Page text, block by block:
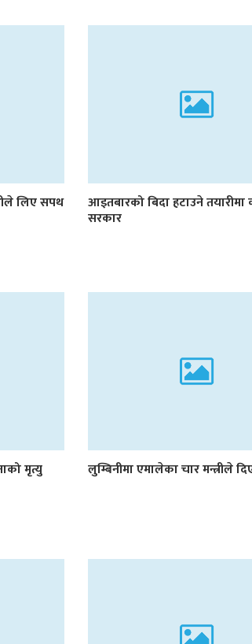
लिए सपथ आइतबारको बिदा हटाउने तयारीमा
सरकार
मृत्यु लुम्बिनीमा एमालेका चार मन्त्रीले